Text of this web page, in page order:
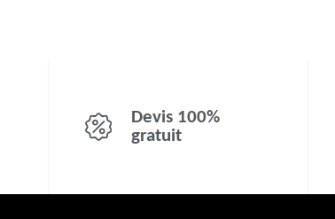
Devis 100%
gratuit